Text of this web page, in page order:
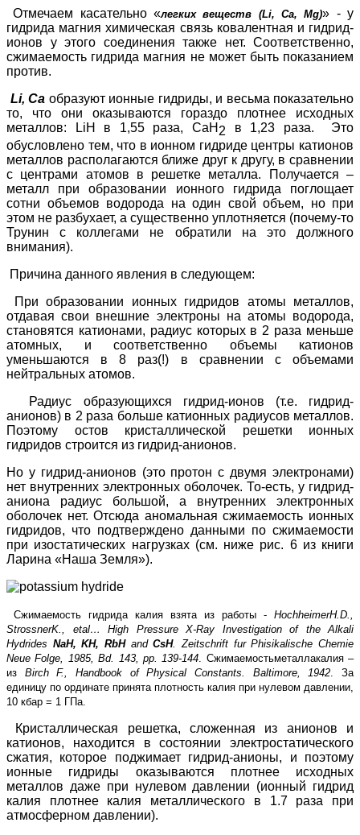
Отмечаем касательно «легких веществ (Li,Ca,Mg)» - у
гидрида магния химическая связь ковалентная и гидрид-
ионов у этого соединения также нет. Соответственно,
сжимаемость гидрида магния не может быть показанием
против.
Li, Ca образуют ионные гидриды, и весьма показательно
то, что они оказываются гораздо плотнее исходных
металлов:
LiH в 1,55 раза,CaH 2 в 1,23 раза. Это
обусловлено тем, что в ионном гидриде центры катионов
металлов располагаются ближе друг к другу, в сравнении
с центрами атомов в решетке металла. Получается –
металл при образовании ионного гидрида поглощает
сотни объемов водорода на один свой объем, но при
этом не разбухает, а существенно уплотняется (почему-то
Трунин с коллегами не обратили на это должного
внимания).
Причина данного явления в следующем:
При образовании ионных гидридов атомы металлов,
отдавая свои внешние электроны на атомы водорода,
становятся катионами, радиус которых в 2 раза меньше
атомных, и соответственно объемы катионов
уменьшаются в 8 раз(!) в сравнении с объемами
нейтральных атомов.
Радиус образующихся гидрид-ионов (т.е. гидрид-
анионов) в 2 раза больше катионных радиусов металлов.
Поэтому остов кристаллической решетки ионных
гидридов строится из гидрид-анионов.
Но у гидрид-анионов (это протон с двумя электронами)
нет внутренних электронных оболочек. То-есть, у гидрид-
аниона радиус большой, а внутренних электронных
оболочек нет. Отсюда аномальная сжимаемость ионных
гидридов, что подтверждено данными по сжимаемости
при изостатических нагрузках (см. ниже рис. 6 из книги
Ларина «Наша Земля»).
Сжимаемость гидрида калия взята из работы - HochheimerH.D.,
StrossnerK., etal… High Pressure X-Ray Investigation of the Alkali
Hydrides NaH, KH, RbHandCsH. Zeitschrift fur Phisikalische Chemie
Neue Folge, 1985, Bd. 143, pp. 139-144. Сжимаемостьметаллакалия–
из Birch F., Handbook of Physical Constants. Baltimore, 1942. За
единицу по ординате принята плотность калия при нулевом давлении,
10 кбар = 1 ГПа.
Кристаллическая решетка, сложенная из анионов и
катионов, находится в состоянии электростатического
сжатия, которое поджимает гидрид-анионы, и поэтому
ионные гидриды оказываются плотнее исходных
металлов даже при нулевом давлении (ионный гидрид
калия плотнее калия металлического в 1.7 раза при
атмосферном давлении).